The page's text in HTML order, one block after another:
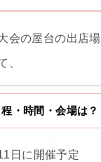
会の屋台の出店
、
・時間・会場は？
日に開催予定